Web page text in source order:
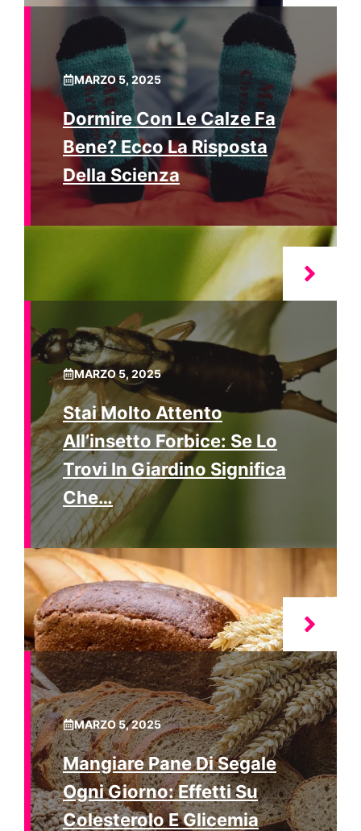
MARZO 5, 2025
Dormire Con Le Calze Fa
Bene? Ecco La Risposta
Della Scienza
MARZO 5, 2025
Stai Molto Attento
All’insetto Forbice: Se Lo
Trovi In Giardino Significa
Che…
MARZO 5, 2025
Mangiare Pane Di Segale
Ogni Giorno: Effetti Su
Colesterolo E Glicemia